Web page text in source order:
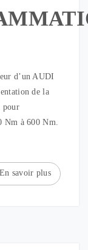
d’un AUDI
de la
pour
Nm à 600 Nm.
En savoir plus